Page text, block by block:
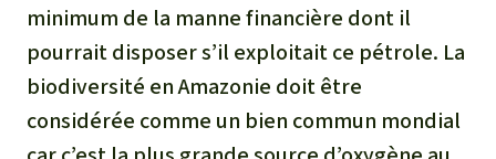
minimum de la manne financière dont il
pourrait disposer s’il exploitait ce pétrole. La
biodiversité en Amazonie doit être
considérée comme un bien commun mondial